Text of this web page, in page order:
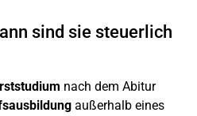
sind sie steuerlich
nach dem Abitur
außerhalb eines